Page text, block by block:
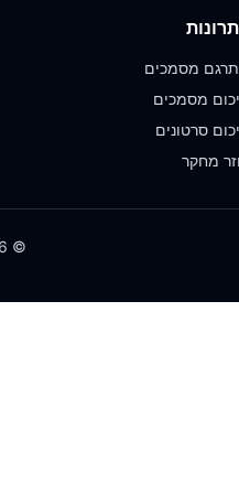
מסמכים
מסמכים
סרטונים
מחקר
© 2026 Linnk AI. כל הזכויות שמורות.